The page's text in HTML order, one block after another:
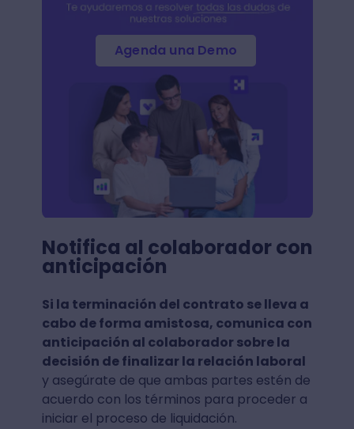
Agenda una Demo
Notifica al colaborador con
anticipación
Si la terminación del contrato se lleva a
cabo de forma amistosa, comunica con
anticipación al colaborador sobre la
decisión de finalizar la relación laboral
y asegúrate de que ambas partes estén de
acuerdo con los términos para proceder a
iniciar el proceso de liquidación.